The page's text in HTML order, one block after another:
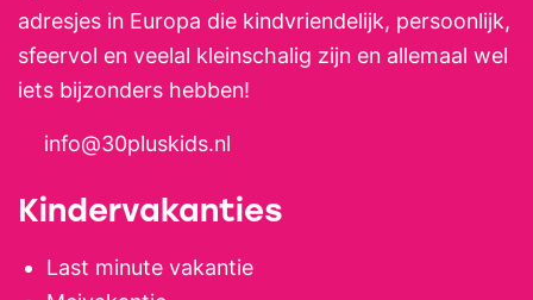
wandelingen en rustige
familiefietstochten.
adresjes in Europa die kindvriendelijk, persoonlijk,
sfeervol en veelal kleinschalig zijn en allemaal wel
iets bijzonders hebben!
info@30pluskids.nl
Kindervakanties
Last minute vakantie